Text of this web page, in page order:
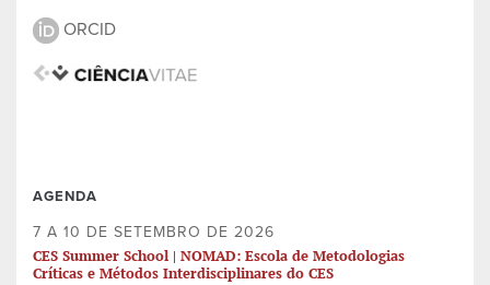
ORCID
AGENDA
7 A 10 DE SETEMBRO DE 2026
CES Summer School | NOMAD: Escola de Metodologias
Críticas e Métodos Interdisciplinares do CES